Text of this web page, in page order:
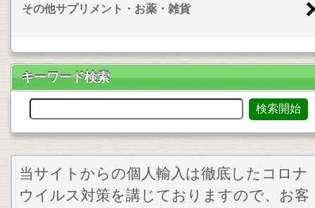
その他サプリメント・お薬・雑貨
キーワード検索
当サイトからの個人輸入は徹底したコロナ
ウイルス対策を講じておりますので、お客